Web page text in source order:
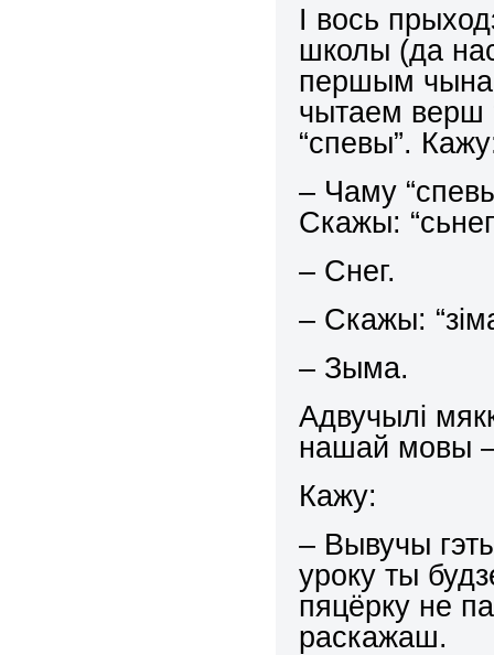
І вось
школы (да
першым
чытаем верш
“спевы”.
– Чаму
Скажы:
– Снег.
– Скажы:
– Зыма.
Адвучылі
нашай мовы
Кажу:
– Вывучы
уроку ты
пяцёрку не
раскажаш.